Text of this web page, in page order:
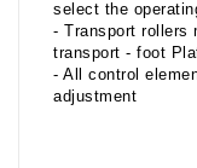
select the
- Transport rollers
transport - foot
- All control
adjustment